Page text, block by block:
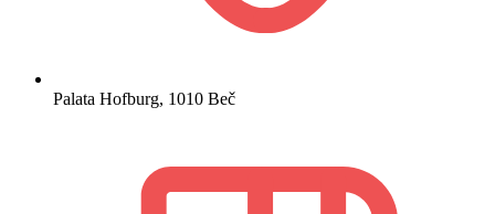
Palata Hofburg, 1010 Beč